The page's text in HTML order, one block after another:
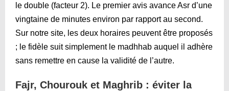
le double (facteur 2). Le premier avis avance Asr d’une
vingtaine de minutes environ par rapport au second.
Sur notre site, les deux horaires peuvent être proposés
; le fidèle suit simplement le madhhab auquel il adhère
sans remettre en cause la validité de l’autre.
Fajr, Chourouk et Maghrib : éviter la